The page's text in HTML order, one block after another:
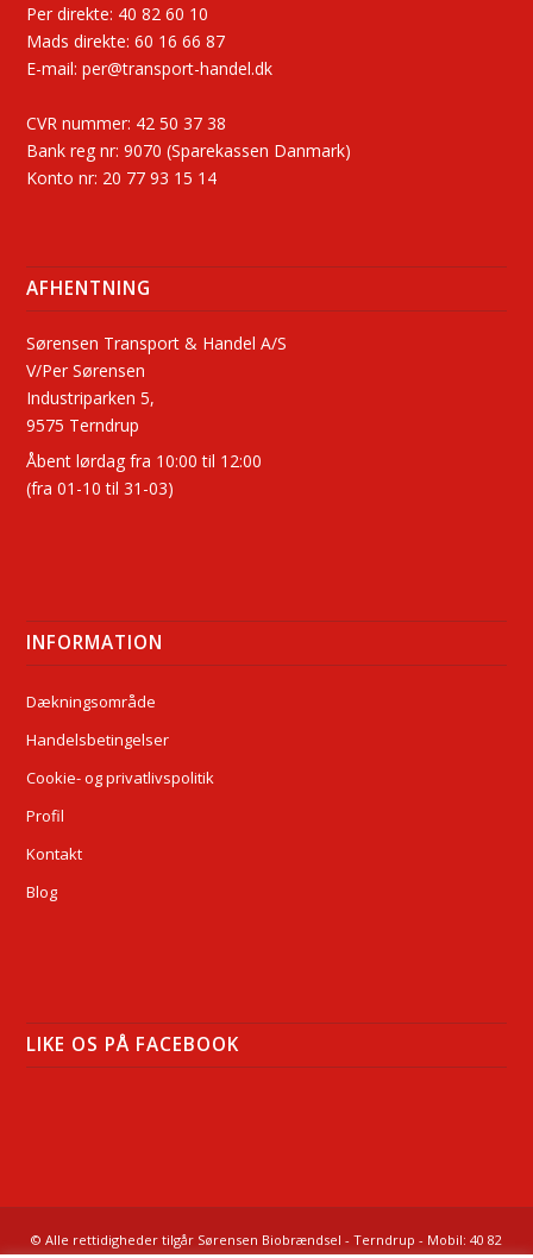
Per direkte: 40 82 60 10
Mads direkte:60 16 66 87
E-mail:per@transport-handel.dk
CVR nummer: 42 50 37 38
Bank reg nr: 9070 (Sparekassen Danmark)
Konto nr: 20 77 93 15 14
AFHENTNING
Sørensen Transport & Handel A/S
V/Per Sørensen
Industriparken 5,
9575 Terndrup
Åbent lørdag fra 10:00 til 12:00
(fra 01-10 til 31-03)
INFORMATION
Dækningsområde
Handelsbetingelser
Cookie- og privatlivspolitik
Profil
Kontakt
Blog
LIKE OS PÅ FACEBOOK
© Alle rettidigheder tilgår Sørensen Biobrændsel - Terndrup - Mobil: 40 82